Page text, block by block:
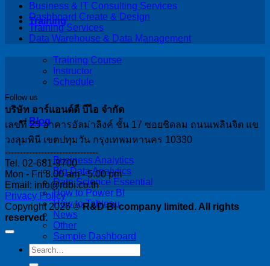
Training
Training Course
Instructor
Schedule
Blog
Business Analytics
Big Data Analytics
Data Science Essential
How to Power BI
How to Tableau
News
Other
Sample Dashboard
Business & IT Consulting Services
Dashboard Create & Design
Training Services
Data Warehouse & Data Management
Follow us
บริษัท อาร์แอนด์ดี บีไอ จำกัด
เลขที่ 25 อาคารอัลม่าลิงค์ ชั้น 17 ซอยชิดลม ถนนเพลินจิต แข
วงลุมพินี เขตปทุมวัน กรุงเทพมหานคร 10330
-------------------------------
Tel. 02-681-9700
Mon - Fri 8.00 am - 5.00 pm
Email: info@rdbi.co.th
Privacy Policy
Copyright 2026 ©R&D BI company limited. All rights
reserved.